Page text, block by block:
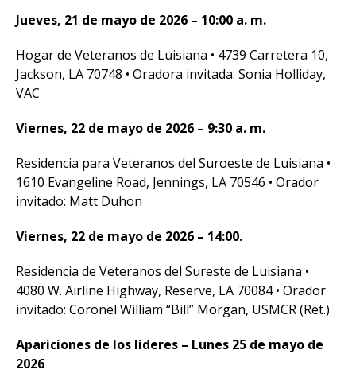
Jueves, 21 de mayo de 2026 – 10:00 a. m.
Hogar de Veteranos de Luisiana • 4739 Carretera 10,
Jackson, LA 70748 • Oradora invitada: Sonia Holliday,
VAC
Viernes, 22 de mayo de 2026 – 9:30 a. m.
Residencia para Veteranos del Suroeste de Luisiana •
1610 Evangeline Road, Jennings, LA 70546 • Orador
invitado: Matt Duhon
Viernes, 22 de mayo de 2026 – 14:00.
Residencia de Veteranos del Sureste de Luisiana •
4080 W. Airline Highway, Reserve, LA 70084 • Orador
invitado: Coronel William “Bill” Morgan, USMCR (Ret.)
Apariciones de los líderes – Lunes 25 de mayo de
2026